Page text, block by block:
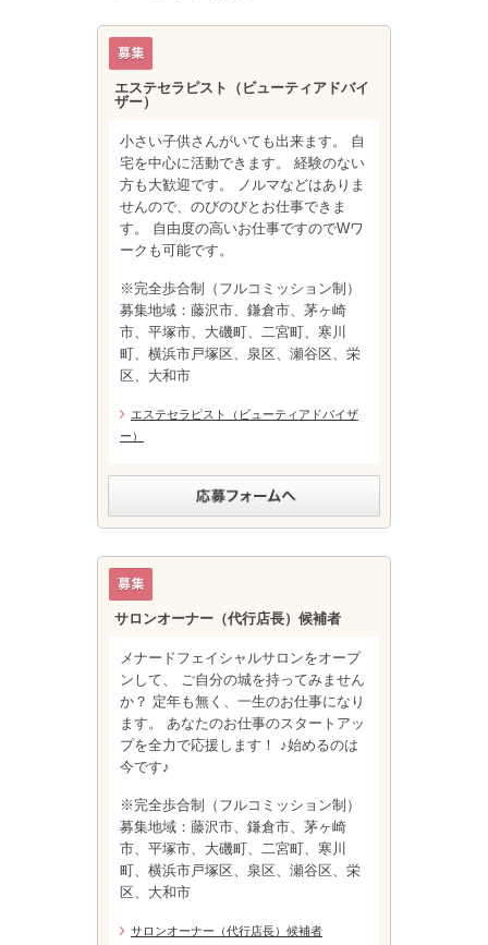
エステセラピスト（ビューティアドバイ
ザー）
小さい子供さんがいても出来ます。 自
宅を中心に活動できます。 経験のない
方も大歓迎です。 ノルマなどはありま
せんので、のびのびとお仕事できま
す。 自由度の高いお仕事ですのでWワ
ークも可能です。
※完全歩合制（フルコミッション制）
募集地域：藤沢市、鎌倉市、茅ヶ崎
市、平塚市、大磯町、二宮町、寒川
町、横浜市戸塚区、泉区、瀬谷区、栄
区、大和市
エステセラピスト（ビューティアドバイザ
ー）
サロンオーナー（代行店長）候補者
メナードフェイシャルサロンをオープ
ンして、 ご自分の城を持ってみません
か？ 定年も無く、一生のお仕事になり
ます。 あなたのお仕事のスタートアッ
プを全力で応援します！ ♪始めるのは
今です♪
※完全歩合制（フルコミッション制）
募集地域：藤沢市、鎌倉市、茅ヶ崎
市、平塚市、大磯町、二宮町、寒川
町、横浜市戸塚区、泉区、瀬谷区、栄
区、大和市
サロンオーナー（代行店長）候補者